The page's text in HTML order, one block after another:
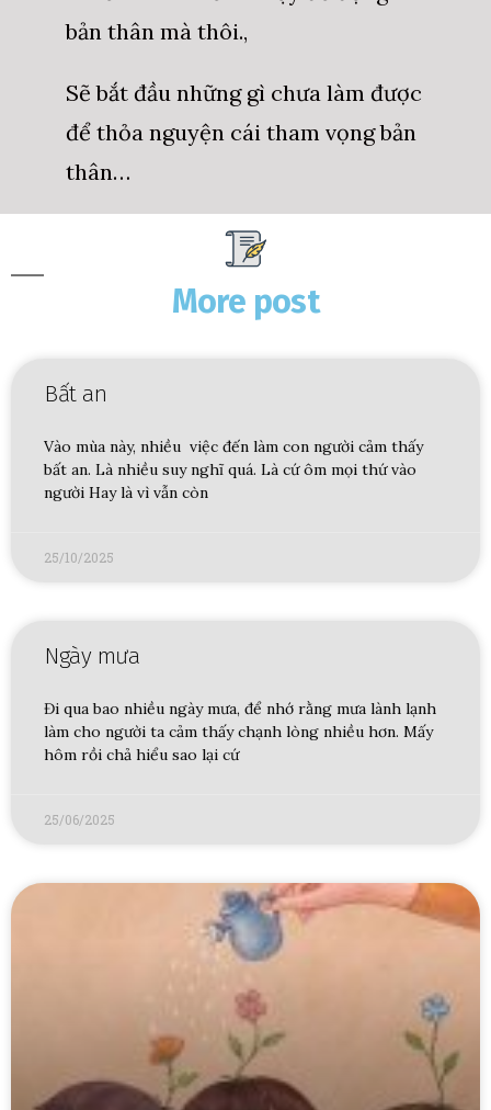
bản thân mà thôi.,
Sẽ bắt đầu những gì chưa làm được
để thỏa nguyện cái tham vọng bản
thân…
More post
Bất an
Vào mùa này, nhiều việc đến làm con người cảm thấy
bất an. Là nhiều suy nghĩ quá. Là cứ ôm mọi thứ vào
người Hay là vì vẫn còn
25/10/2025
Ngày mưa
Đi qua bao nhiều ngày mưa, để nhớ rằng mưa lành lạnh
làm cho người ta cảm thấy chạnh lòng nhiều hơn. Mấy
hôm rồi chả hiểu sao lại cứ
25/06/2025